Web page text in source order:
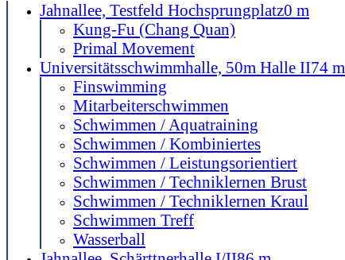
Jahnallee, Testfeld Hochsprungplatz0 m
Kung-Fu (Chang Quan)
Primal Movement
Universitätsschwimmhalle, 50m Halle II74 m
Finswimming
Mitarbeiterschwimmen
Schwimmen / Aquatraining
Schwimmen / Kombiniertes
Schwimmen / Leistungsorientiert
Schwimmen / Techniklernen Brust
Schwimmen / Techniklernen Kraul
Schwimmen Treff
Wasserball